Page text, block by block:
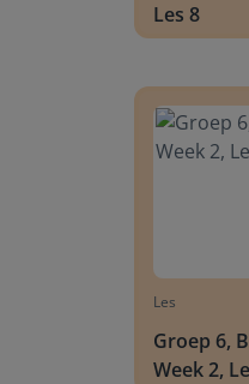
Les 8
Les
Groep 6,
Week 2,